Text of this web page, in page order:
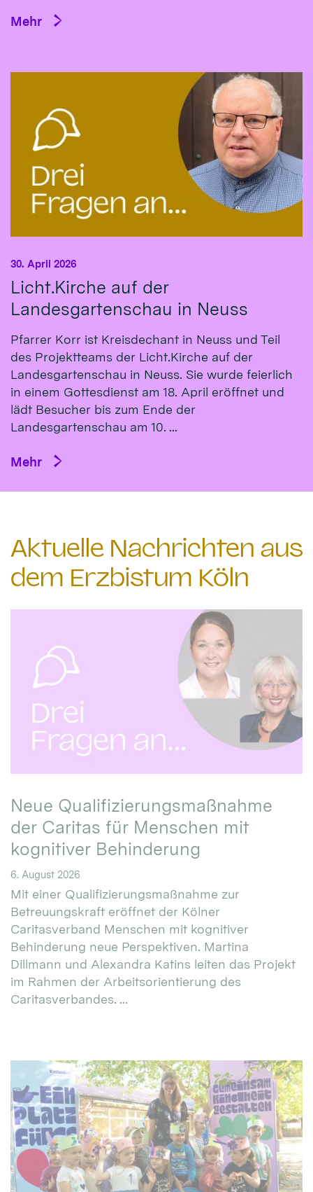
Mehr
Licht.Kirche auf der
Landesgartenschau in Neuss
30. April 2026
Pfarrer Korr ist Kreisdechant in Neuss und Teil
des Projektteams der Licht.Kirche auf der
Landesgartenschau in Neuss. Sie wurde feierlich
in einem Gottesdienst am 18. April eröffnet und
lädt Besucher bis zum Ende der
Landesgartenschau am 10. ...
Mehr
Aktuelle Nachrichten aus
dem Erzbistum Köln
Neue Qualifizierungsmaßnahme
der Caritas für Menschen mit
kognitiver Behinderung
6. August 2026
Mit einer Qualifizierungsmaßnahme zur
Betreuungskraft eröffnet der Kölner
Caritasverband Menschen mit kognitiver
Behinderung neue Perspektiven. Martina
Dillmann und Alexandra Katins leiten das Projekt
im Rahmen der Arbeitsorientierung des
Caritasverbandes. ...